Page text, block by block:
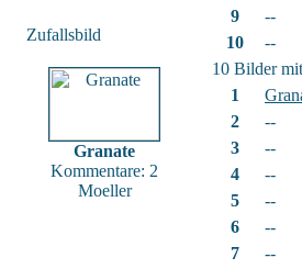
Zufallsbild
Granate
Kommentare: 2
Moeller
9
--
10
--
10 Bilder
1
2
--
3
--
4
--
5
--
6
--
7
--